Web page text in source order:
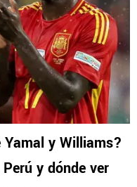
y Williams?
y dónde ver